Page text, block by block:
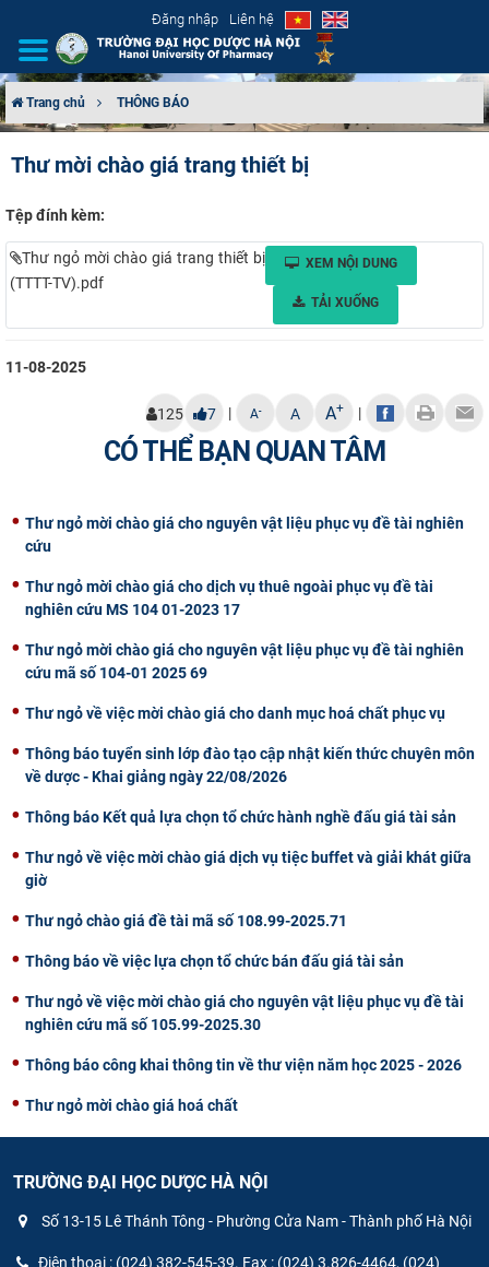
Đăng nhập Liên hệ
TUYỂN SINH
ĐẢM BẢO CHẤT LƯỢNG
KHOA HỌC CÔNG NGHỆ
CỰU NGƯỜI HỌC
Trang chủ THÔNG BÁO
Thư mời chào giá trang thiết bị
Tệp đính kèm:
Thư ngỏ mời chào giá trang thiết bị
(TTTT-TV).pdf
XEM NỘI DUNG
TẢI XUỐNG
11-08-2025
125 7 | A- A A+ |
CÓ THỂ BẠN QUAN TÂM
Thư ngỏ mời chào giá cho nguyên vật liệu phục vụ đề tài nghiên
cứu
Thư ngỏ mời chào giá cho dịch vụ thuê ngoài phục vụ đề tài
nghiên cứu MS 104 01-2023 17
Thư ngỏ mời chào giá cho nguyên vật liệu phục vụ đề tài nghiên
cứu mã số 104-01 2025 69
Thư ngỏ về việc mời chào giá cho danh mục hoá chất phục vụ
Thông báo tuyển sinh lớp đào tạo cập nhật kiến thức chuyên môn
về dược - Khai giảng ngày 22/08/2026
Thông báo Kết quả lựa chọn tổ chức hành nghề đấu giá tài sản
Thư ngỏ về việc mời chào giá dịch vụ tiệc buffet và giải khát giữa
giờ
Thư ngỏ chào giá đề tài mã số 108.99-2025.71
Thông báo về việc lựa chọn tổ chức bán đấu giá tài sản
Thư ngỏ về việc mời chào giá cho nguyên vật liệu phục vụ đề tài
nghiên cứu mã số 105.99-2025.30
Thông báo công khai thông tin về thư viện năm học 2025 - 2026
Thư ngỏ mời chào giá hoá chất
TRƯỜNG ĐẠI HỌC DƯỢC HÀ NỘI
Số 13-15 Lê Thánh Tông - Phường Cửa Nam - Thành phố Hà Nội
Điện thoại : (024) 382-545-39. Fax : (024) 3.826-4464, (024)